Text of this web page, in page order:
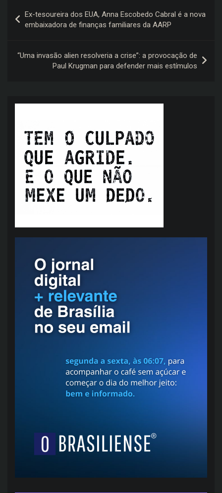
de
Ex-tesoureira dos EUA, Anna Escobedo Cabral é a nova
embaixadora de finanças familiares da AARP
“Uma invasão alien resolveria a crise”: a provocação de
Paul Krugman para defender mais estímulos